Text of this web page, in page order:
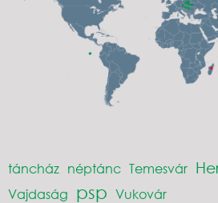
táncház néptánc Temesvár
Vajdaság psp Vukovár